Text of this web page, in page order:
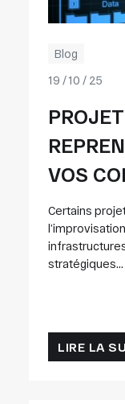
Blog
19 / 10 / 25
VOS
Certains
stratégiques…
LIRE LA